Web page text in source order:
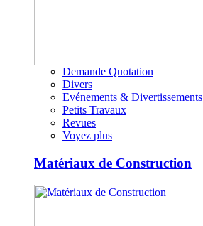
Demande Quotation
Divers
Evénements & Divertissements
Petits Travaux
Revues
Voyez plus
Matériaux de Construction